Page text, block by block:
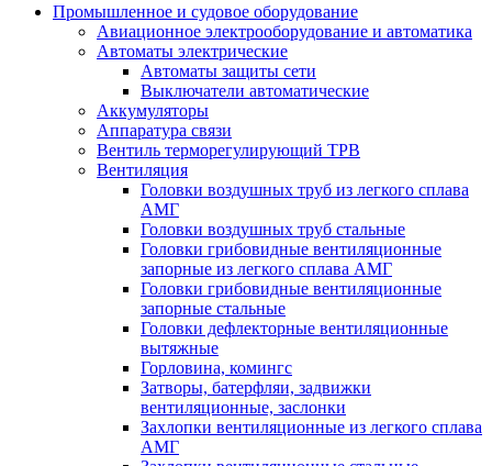
Промышленное и судовое оборудование
Авиационное электрооборудование и автоматика
Автоматы электрические
Автоматы защиты сети
Выключатели автоматические
Аккумуляторы
Аппаратура связи
Вентиль терморегулирующий ТРВ
Вентиляция
Головки воздушных труб из легкого сплава
АМГ
Головки воздушных труб стальные
Головки грибовидные вентиляционные
запорные из легкого сплава АМГ
Головки грибовидные вентиляционные
запорные стальные
Головки дефлекторные вентиляционные
вытяжные
Горловина, комингс
Затворы, батерфляи, задвижки
вентиляционные, заслонки
Захлопки вентиляционные из легкого сплава
АМГ